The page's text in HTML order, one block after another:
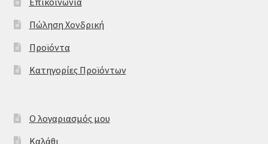
Πώληση Χονδρική
Προϊόντα
Κατηγορίες Προϊόντων
Ο λογαριασμός μου
Καλάθι